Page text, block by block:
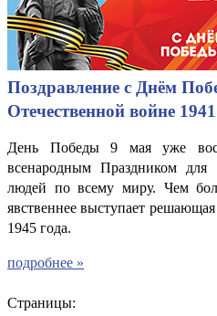
Поздравление с Днём
Отечественной войне
День Победы 9 мая уже
всенародным Праздником
людей по всему миру. Чем
явственнее выступает
1945 года.
подробнее »
Страницы: